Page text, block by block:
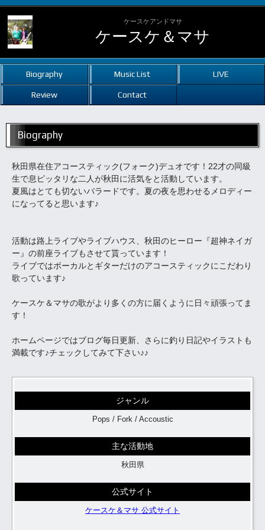
ケースケアンドマサ
ケースケ＆マサ
Biography Music List LIVE
Review Contact
Biography
秋田県在住アコースティック(フォーク)デュオです！22才の同級
生で息ピッタリな二人が秋田に活気をと活動しています。
夏風はとても切ないバラードです。夏の夜を思わせるメロディー
になってると思います♪
活動は路上ライブやライブハウス、秋田のヒーロー『超神ネイガ
ー』の前座ライブもさせて貰っています！
ライブではボーカルとギターだけのアコースティックにこだわり
歌っています♪
ケースケ＆マサの歌がより多くの方に届くように日々頑張ってま
す！
ホームページではブログ毎日更新、さらに釣り日記やイラストも
満載です♪チェックしてみて下さい♪♪
ジャンル
Pops / Fork / Accoustic
主な活動地
秋田県
公式サイト
ケースケ＆マサ 公式サイト